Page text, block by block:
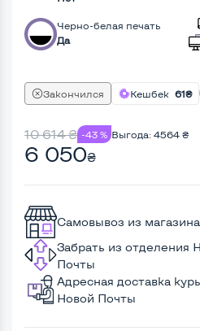
Черно-белая печать
Да
Закончился Кешбек 61₴
10 614₴ -43 % Выгода: 4564 ₴
6 050₴
Самовывоз из
Забрать из отделения
Почты
Адресная доставка
Новой Почты